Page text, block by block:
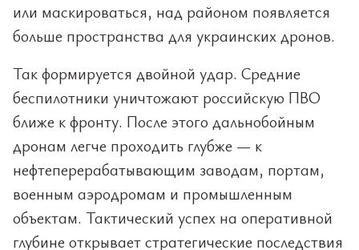
или маскироваться, над районом появляется
больше пространства для украинских дронов.
Так формируется двойной удар. Средние
беспилотники уничтожают российскую ПВО
ближе к фронту. После этого дальнобойным
дронам легче проходить глубже — к
нефтеперерабатывающим заводам, портам,
военным аэродромам и промышленным
объектам. Тактический успех на оперативной
глубине открывает стратегические последствия